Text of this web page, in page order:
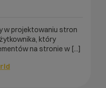
w projektowaniu stron
który
na stronie w [...]